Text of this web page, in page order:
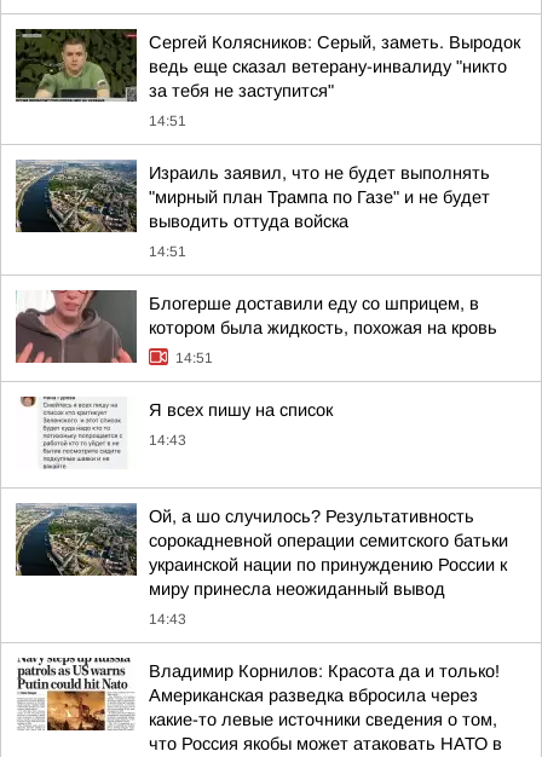
Сергей Колясников: Серый, заметь. Выродок
ведь еще сказал ветерану-инвалиду "никто
за тебя не заступится"
14:51
Израиль заявил, что не будет выполнять
"мирный план Трампа по Газе" и не будет
выводить оттуда войска
14:51
Блогерше доставили еду со шприцем, в
котором была жидкость, похожая на кровь
14:51
Я всех пишу на список
14:43
Ой, а шо случилось? Результативность
сорокадневной операции семитского батьки
украинской нации по принуждению России к
миру принесла неожиданный вывод
14:43
Владимир Корнилов: Красота да и только!
Американская разведка вбросила через
какие-то левые источники сведения о том,
что Россия якобы может атаковать НАТО в